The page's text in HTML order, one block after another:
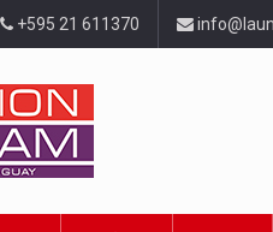
+595 21 611370